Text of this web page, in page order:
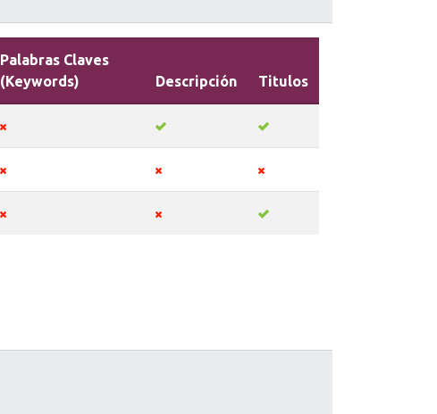
Palabras Claves
(Keywords)
Descripción Titulos